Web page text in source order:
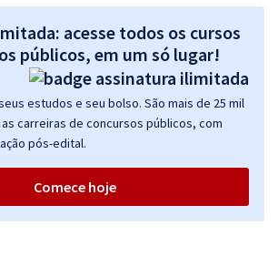
23,33
Economize R$ 69,98 (-20%)
Comprar
TSE UNIFICADO: A última Chance - Cargo 18:
Judiciário - Área: Judiciária
à vista
ou 12x deR$26,66
acesse todos os cursos
públicos, em um só lugar!
estudos e seu bolso. São mais de 25 mil
carreiras de concursos públicos, com
pós-edital.
Comece hoje